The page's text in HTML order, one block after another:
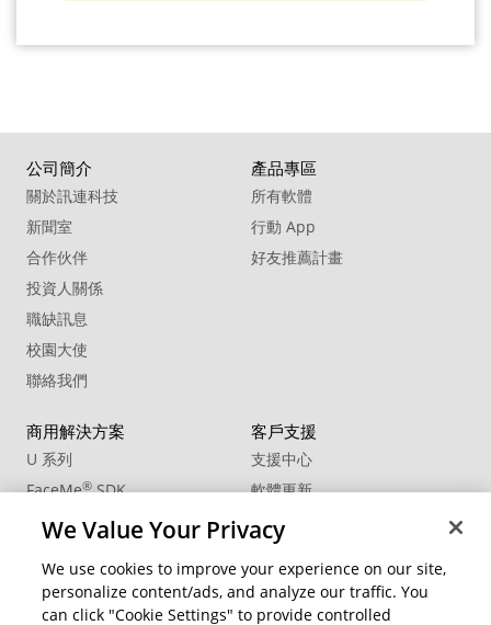
17. Sound Effect - Tap 01
19. Sound Effect - Tea Stir
20. Sound Effect - Toaster 01
公司簡介
關於訊連科技
新聞室
合作伙伴
投資人關係
職缺訊息
校園大使
聯絡我們
產品專區
所有軟體
行動 App
好友推薦計畫
商用解決方案
U 系列
FaceMe®SDK
客戶支援
支援中心
軟體更新
教學中心
CCP國際專業認證
社群資源 變更地區
We Value Your Privacy
We use cookies to improve your experience on our site,
personalize content/ads, and analyze our traffic. You
can click "Cookie Settings" to provide controlled